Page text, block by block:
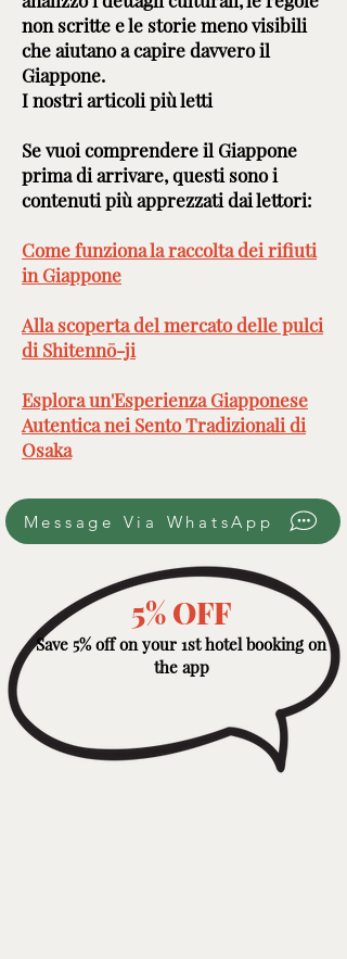
non scritte e le storie meno visibili
che aiutano a capire davvero il
Giappone.
I nostri articoli più letti
Se vuoi comprendere il Giappone
prima di arrivare, questi sono i
contenuti più apprezzati dai lettori:
Come funziona la raccolta dei rifiuti
in Giappone
Alla scoperta del mercato delle pulci
di Shitennō-ji
Esplora un'Esperienza Giapponese
Autentica nei Sento Tradizionali di
Osaka
Message Via WhatsApp
5% OFF
Save 5% off on your 1st hotel booking on
the app